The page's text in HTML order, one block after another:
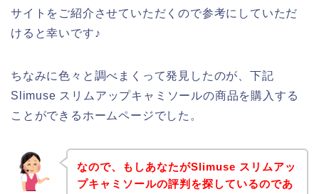
サイトをご紹介させていただくので参考にしていただ
けると幸いです♪
ちなみに色々と調べまくって発見したのが、下記
Slimuse スリムアップキャミソールの商品を購入する
ことができるホームページでした。
なので、もしあなたがSlimuse スリムアッ
プキャミソールの評判を探しているのであ